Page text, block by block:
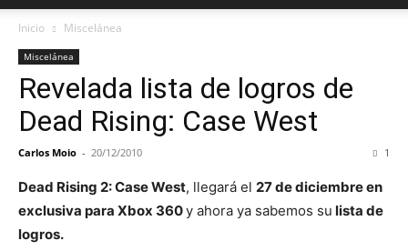
Inicio Miscelánea
Miscelánea
Revelada lista de logros de
Dead Rising: Case West
Carlos Moio - 20/12/2010 1
Dead Rising 2: Case West, llegará el 27 de diciembre en
exclusiva para Xbox 360y ahora ya sabemos su lista de
logros.